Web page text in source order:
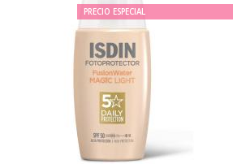
PRECIO ESPECIAL